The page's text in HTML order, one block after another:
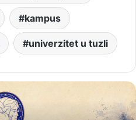
kampus
univerzitet u tuzli